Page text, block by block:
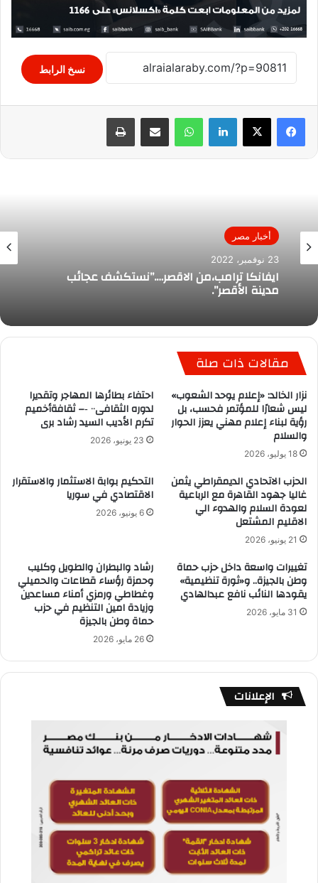
نسخ الرابط
لينكدإن واتساب مشاركة عبر البريد طباعة
أخبار مصر
23 نوفمبر، 2022
ايفانكا ترامب،من الاقصر….”نستكشف عجائب
مدينة الأقصر”.
مقالات ذات صلة
نزار الخالد: «إعلام يوحد الشعوب»
ليس شعارًا للمؤتمر فحسب، بل
رؤية لبناء إعلام مهني يعزز الحوار
والسلام
18 يوليو، 2026
احتفاء بطائرها المهاجر وتقديرا
لدوره الثقافى٠٠ ‐– ثقافةأخميم
تكرم الأديب السيد رشاد برى
23 يونيو، 2026
الحزب الاتحادي الديمقراطي يثمن
غاليا جهود القاهرة مع الرباعية
لعودة السلام والهدوء الي
الاقليم المشتعل
21 يونيو، 2026
التحكيم بوابة الاستثمار والاستقرار
الاقتصادي في سوريا
6 يونيو، 2026
تغييرات واسعة داخل حزب حماة
وطن بالجيزة.. و«ثورة تنظيمية»
يقودها النائب نافع عبدالهادي
31 مايو، 2026
رشاد والبطران والطويل وكليب
وحمزة رؤساء قطاعات والحميلي
وغطاطي ورمزي أمناء مساعدين
وزيادة امين التنظيم في حزب
حماة وطن بالجيزة
26 مايو، 2026
الإعلانات